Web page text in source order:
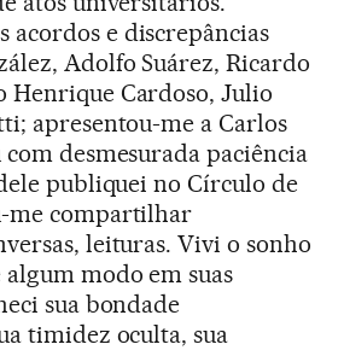
acordos e discrepâncias
Adolfo Suárez, Ricardo
Henrique Cardoso, Julio
apresentou-me a Carlos
desmesurada paciência
publiquei no Círculo de
me compartilhar
leituras. Vivi o sonho
modo em suas
sua bondade
timidez oculta, sua